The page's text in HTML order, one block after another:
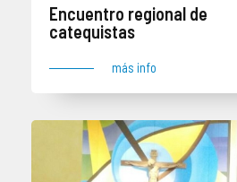
Encuentro regional de
catequistas
más info